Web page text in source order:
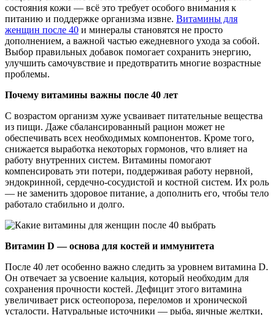
состояния кожи — всё это требует особого внимания к
питанию и поддержке организма извне. Витамины для
женщин после 40 и минералы становятся не просто
дополнением, а важной частью ежедневного ухода за собой.
Выбор правильных добавок помогает сохранить энергию,
улучшить самочувствие и предотвратить многие возрастные
проблемы.
Почему витамины важны после 40 лет
С возрастом организм хуже усваивает питательные вещества
из пищи. Даже сбалансированный рацион может не
обеспечивать всех необходимых компонентов. Кроме того,
снижается выработка некоторых гормонов, что влияет на
работу внутренних систем. Витамины помогают
компенсировать эти потери, поддерживая работу нервной,
эндокринной, сердечно-сосудистой и костной систем. Их роль
— не заменить здоровое питание, а дополнить его, чтобы тело
работало стабильно и долго.
Витамин D — основа для костей и иммунитета
После 40 лет особенно важно следить за уровнем витамина D.
Он отвечает за усвоение кальция, который необходим для
сохранения прочности костей. Дефицит этого витамина
увеличивает риск остеопороза, переломов и хронической
усталости. Натуральные источники — рыба, яичные желтки,